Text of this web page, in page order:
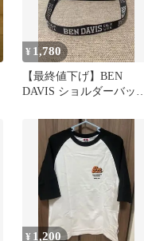
¥ 1,780
【最終値下げ】BEN
DAVIS ショルダーバッグ
¥ 1,200